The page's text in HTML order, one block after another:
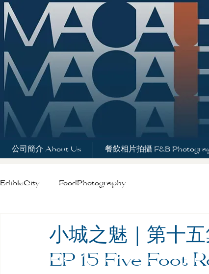
公司簡介 About Us 餐飲相片拍攝 F&B
EdibleCity FoodPhotography
小城之魅｜第十
EP 15 Five Foot